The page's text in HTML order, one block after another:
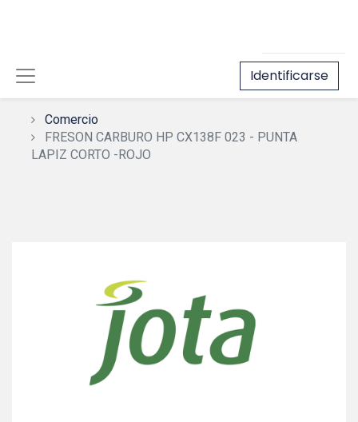
Identificarse
Comercio
FRESON CARBURO HP CX138F 023 - PUNTA
LAPIZ CORTO -ROJO